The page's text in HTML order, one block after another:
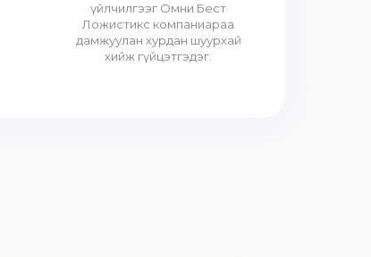
үйлчилгээг Омни Бест
Ложистикс компаниараа
дамжуулан хурдан шуурхай
хийж гүйцэтгэдэг.